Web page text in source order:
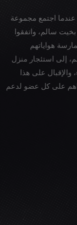
تاريخ تأسيس نادي الوصل إلى عام 1960، عندما اجتمع مجموعة
سالم، واتفقوا
هواياتهم
إلى استئجار منزل
والإقبال على هذا
على كل عضو لدعم